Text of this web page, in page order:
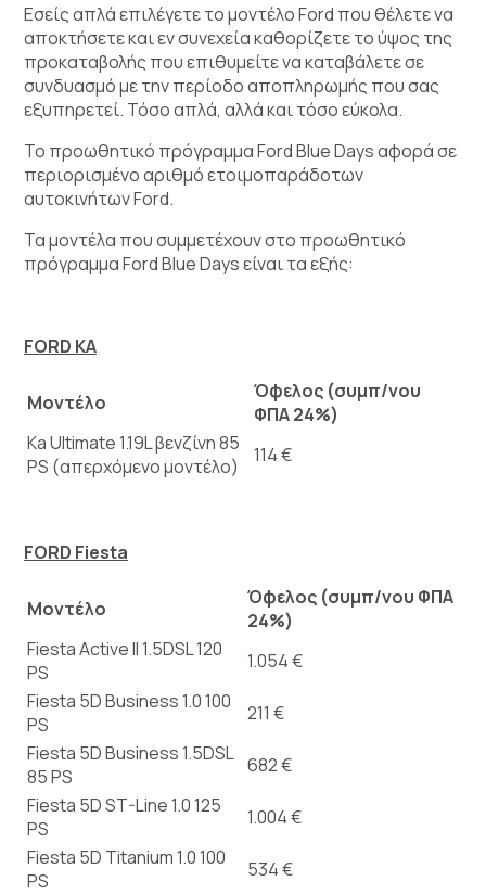
Εσείς απλά επιλέγετε το μοντέλο Ford που θέλετε να
αποκτήσετε και εν συνεχεία καθορίζετε το ύψος της
προκαταβολής που επιθυμείτε να καταβάλετε σε
συνδυασμό με την περίοδο αποπληρωμής που σας
εξυπηρετεί. Τόσο απλά, αλλά και τόσο εύκολα.
Το προωθητικό πρόγραμμα Ford Blue Days αφορά σε
περιορισμένο αριθμό ετοιμοπαράδοτων
αυτοκινήτων Ford.
Τα μοντέλα που συμμετέχουν στο προωθητικό
πρόγραμμα Ford Blue Days είναι τα εξής:
FORD KA
Μοντέλο
Όφελος (συμπ/νου
ΦΠΑ 24%)
Ka Ultimate 1.19L βενζίνη 85
PS (απερχόμενο μοντέλο)
114 €
FORD Fiesta
Μοντέλο
Όφελος (συμπ/νου ΦΠΑ
24%)
Fiesta Active ΙΙ 1.5DSL 120
PS
1.054 €
Fiesta 5D Business 1.0 100
PS
211 €
Fiesta 5D Business 1.5DSL
85 PS
682 €
Fiesta 5D ST-Line 1.0 125
PS
1.004 €
Fiesta 5D Titanium 1.0 100
PS
534 €